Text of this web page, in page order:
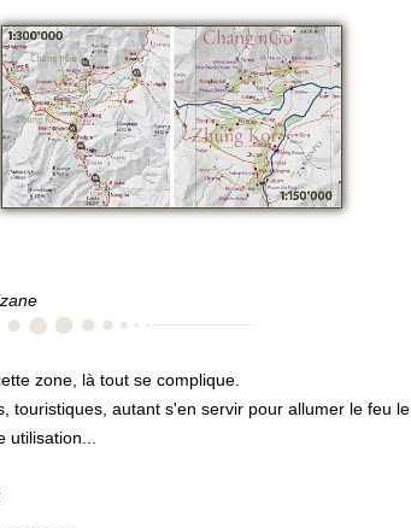
zone, là tout se complique.
touristiques, autant s'en servir pour allumer le feu le